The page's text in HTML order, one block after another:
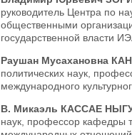
руководитель Центра по
общественными
государственной власти
Раушан Мусахановна
политических наук,
международного
В. Микаэль КАССАЕ
наук, профессор кафедры